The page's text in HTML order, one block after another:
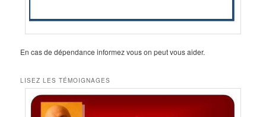
En cas de dépendance informez vous on peut vous aider.
LISEZ LES TÉMOIGNAGES